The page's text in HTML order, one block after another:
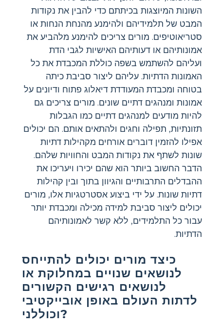
השונות המיוצגות בכיתתם כדי להבין את נקודות
המבט של תלמידיהם ולהימנע מהנחת הנחות או
סטריאוטיפים. מורים צריכים להימנע מלהביע את
אמונותיהם או דעותיהם האישיות לגבי הדת
ועליהם להשתמש בשפה כוללת המכבדת את כל
האמונות הדתיות. עליהם ליצור סביבת כיתה
בטוחה ומכבדת המעודדת דיאלוג פתוח ודיונים על
אמונות ומנהגים דתיים שונים. מורים צריכים גם
להיות מודעים למנהגים דתיים כמו הגבלות
תזונתיות, תפילה וחגים ולהתאים אותם. הם יכולים
אפילו להזמין דוברים אורחים מקהילות דתיות
שונות לשתף את נקודות המבט והחוויות שלהם.
הדבר החשוב ביותר הוא שהם יכירו ויעריכו את
ההבדלים התרבותיים והגיוון בתוך ובין קהילות
דתיות שונות. על ידי ביצוע אסטרטגיות אלו, מורים
יכולים ליצור סביבת למידה מכילה ומכבדת יותר
עבור כל התלמידים, ללא קשר לאמונותיהם
הדתיות.
כיצד מורים יכולים להתייחס
לנושאים שנויים במחלוקת או
לנושאים רגישים הקשורים
לדתות העולם באופן אובייקטיבי
וכוללני?